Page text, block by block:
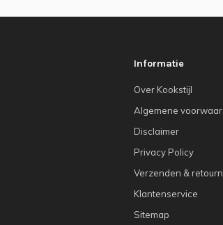
Informatie
Over Kookstijl
Algemene
Disclaimer
Privacy Policy
Verzenden &
Klantenservice
Sitemap